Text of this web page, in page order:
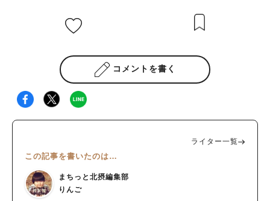
コメントを書く
ライター一覧
この記事を書いたのは…
まちっと北摂編集部
りんご